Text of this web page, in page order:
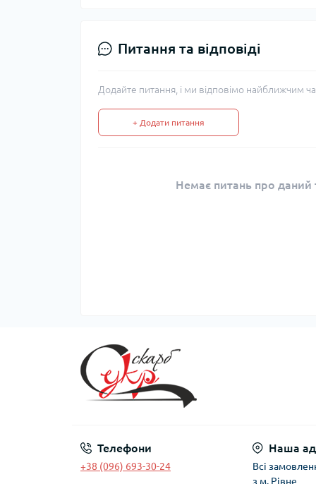
Питання та відповіді
Додайте питання, і ми відповімо найближчим
+ Додати питання
Немає питань про даний
Телефони
+38 (096) 693-30-24
Наша
Всі
з м. Рівне